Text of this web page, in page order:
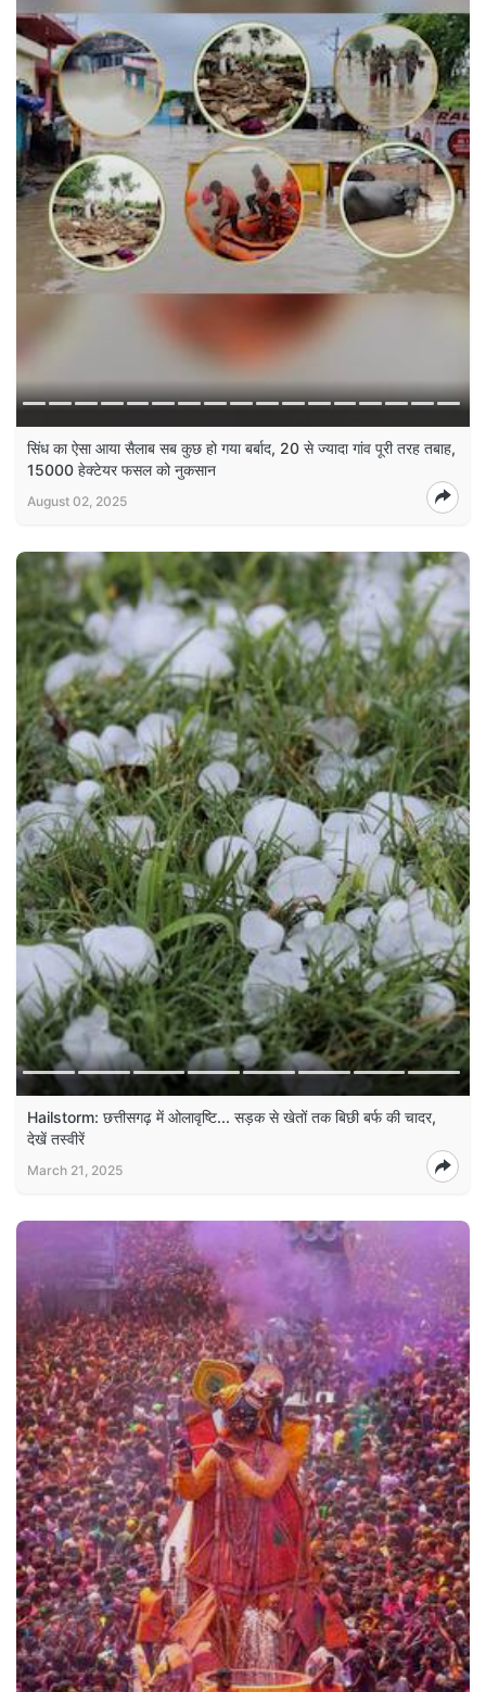
सिंध का ऐसा आया सैलाब सब कुछ हो गया बर्बाद, 20 से ज्यादा गांव पूरी तरह तबाह,
15000 हेक्टेयर फसल को नुकसान
August 02, 2025
Hailstorm: छत्तीसगढ़ में ओलावृष्टि... सड़क से खेतों तक बिछी बर्फ की चादर,
देखें तस्वीरें
March 21, 2025